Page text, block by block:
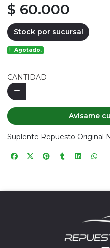
$ 60.000
Stock por sucursal
Agotado.
CANTIDAD
Avísame
Suplente Repuesto Original